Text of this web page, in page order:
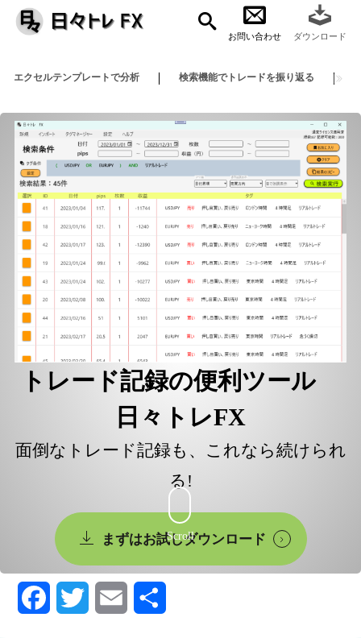
お問い合わせ ダウンロード
エクセルテンプレートで分析 検索機能でトレードを振り返る
トレード記録の便利ツール
日々トレFX
面倒なトレード記録も、これなら続けられ
る!
まずはお試しダウンロード
Scroll